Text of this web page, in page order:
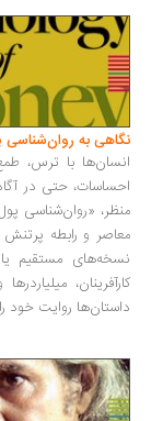
به روان‌شناسی پول |
با ترس، طمع،
حتی در آگاه‌ترین
«روان‌شناسی پول» بیش
و رابطه پرتنش او با
مستقیم یا
میلیاردرها و
روایت خود را